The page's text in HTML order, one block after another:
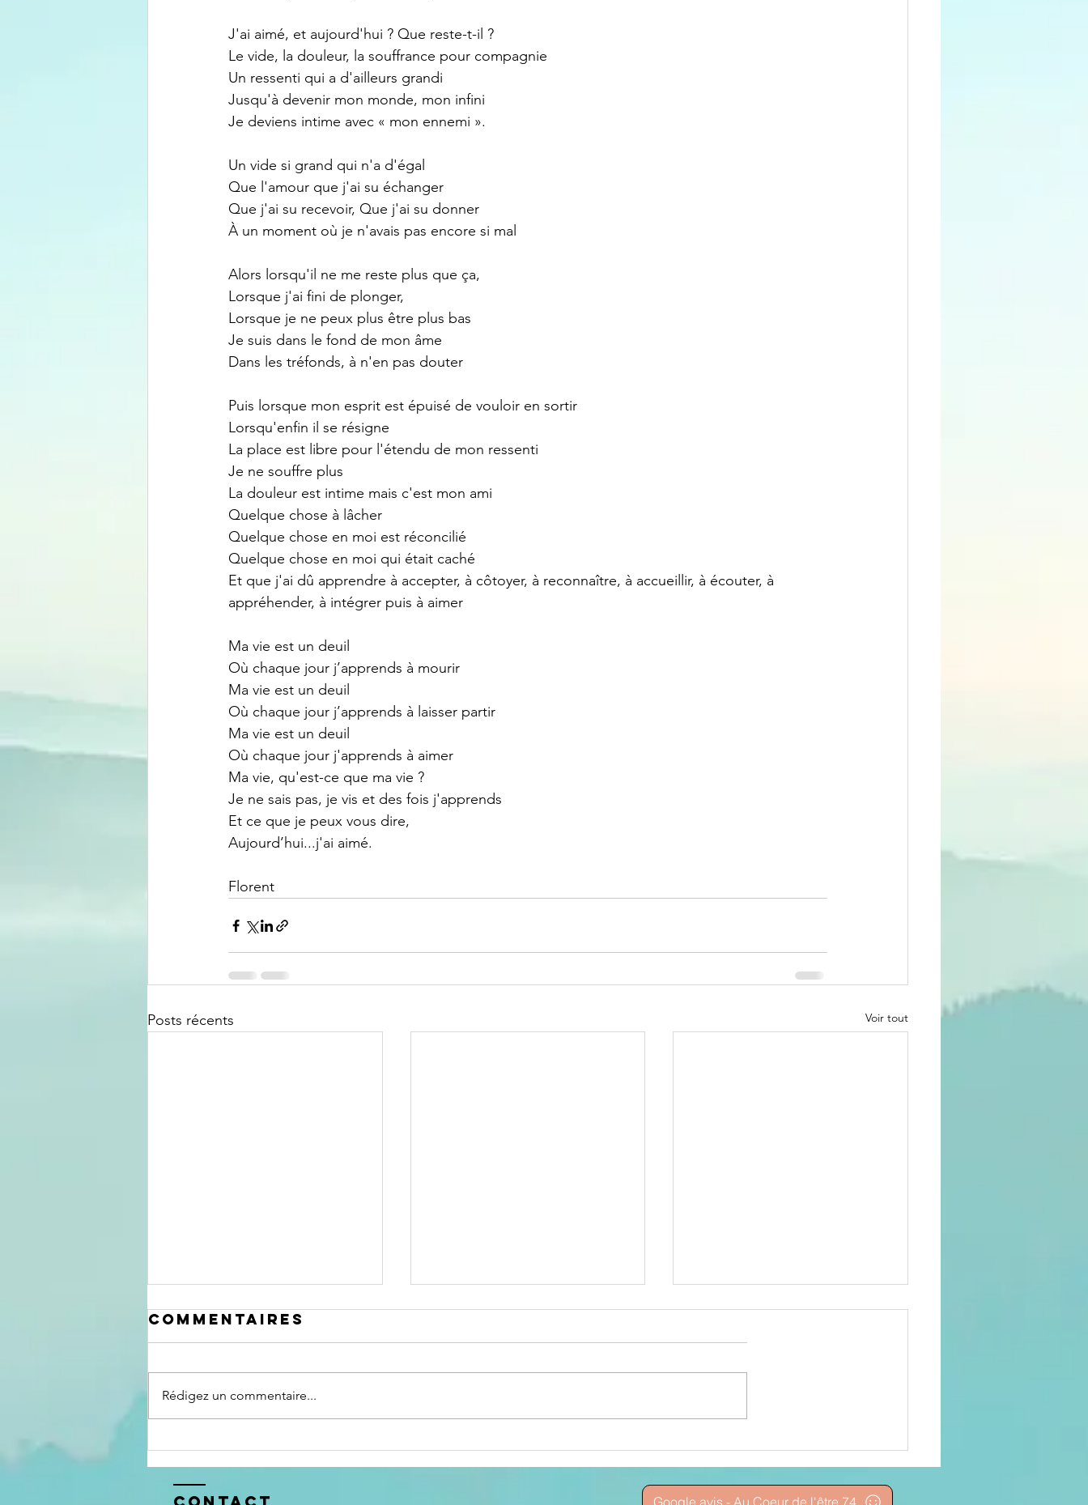
J'ai aimé, et aujourd'hui ? Que reste-t-il ?
Le vide, la douleur, la souffrance pour compagnie
Un ressenti qui a d'ailleurs grandi
Jusqu'à devenir mon monde, mon infini
Je deviens intime avec « mon ennemi ».
Un vide si grand qui n'a d'égal
Que l'amour que j'ai su échanger
Que j'ai su recevoir, Que j'ai su donner
À un moment où je n'avais pas encore si mal
Alors lorsqu'il ne me reste plus que ça,
Lorsque j'ai fini de plonger,
Lorsque je ne peux plus être plus bas
Je suis dans le fond de mon âme
Dans les tréfonds, à n'en pas douter
Puis lorsque mon esprit est épuisé de vouloir en sortir
Lorsqu'enfin il se résigne
La place est libre pour l'étendu de mon ressenti
Je ne souffre plus
La douleur est intime mais c'est mon ami
Quelque chose à lâcher
Quelque chose en moi est réconcilié
Quelque chose en moi qui était caché
Et que j'ai dû apprendre à accepter, à côtoyer, à reconnaître, à accueillir, à écouter, à
appréhender, à intégrer puis à aimer
Ma vie est un deuil
Où chaque jour j’apprends à mourir
Ma vie est un deuil
Où chaque jour j’apprends à laisser partir
Ma vie est un deuil
Où chaque jour j'apprends à aimer
Ma vie, qu'est-ce que ma vie ?
Je ne sais pas, je vis et des fois j'apprends
Et ce que je peux vous dire,
Aujourd’hui...j'ai aimé.
Florent
Posts récents Voir tout
Le chevalier
servant
La nuit de nos
âmes
Prendre soin
de soin...
Commentaires
Rédigez un commentaire...